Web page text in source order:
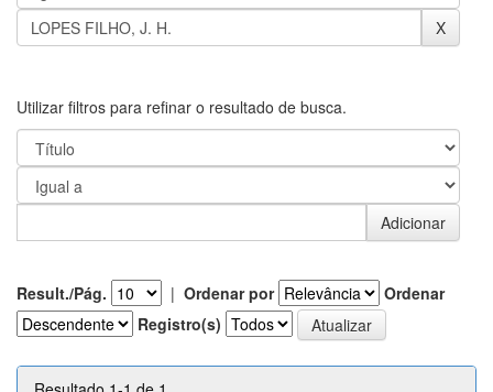
Utilizar filtros para refinar o resultado de busca.
Result./Pág. | Ordenar por
Ordenar
Registro(s)